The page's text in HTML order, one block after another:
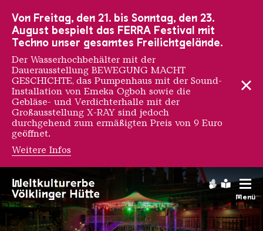
Menü
Saarländischen
Von Freitag, den 21. bis Sonntag, den 23.
August bespielt das FERRA Festival mit
Techno unser gesamtes Freilichtgelände.
Der Wasserhochbehälter mit der
Dauerausstellung BEWEGUNG MACHT
GESCHICHTE, das Pumpenhaus mit der Sound-
Installation von Emeka Ogboh sowie die
Gebläse- und Verdichterhalle mit der
Großausstellung X-RAY sind jedoch
durchgehend zum ermäßigten Preis von 9 Euro
geöffnet.
Weitere Infos